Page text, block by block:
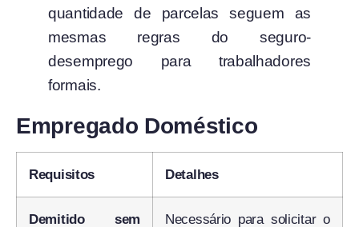
quantidade de parcelas seguem as
mesmas regras do seguro-
desemprego para trabalhadores
formais.
Empregado Doméstico
Requisitos Detalhes
Demitido sem Necessário para solicitar o